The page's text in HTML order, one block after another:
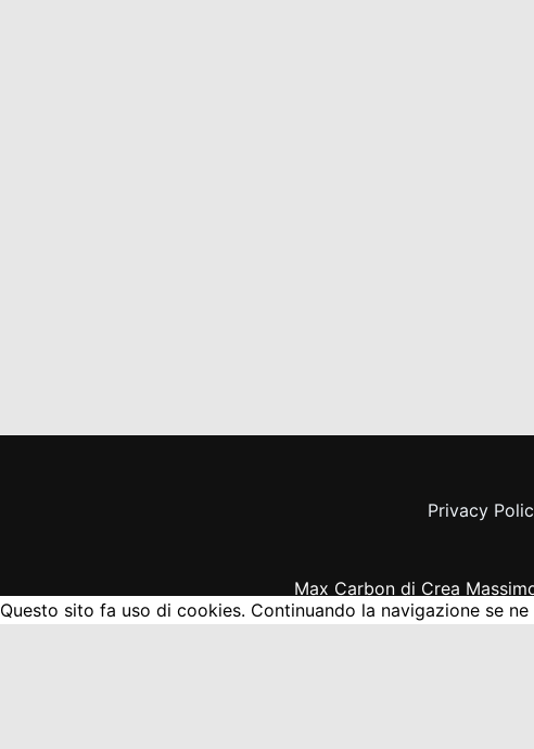
Privacy
Max Carbon di Crea
Questo sito fa uso di cookies. Continuando la navigazione se